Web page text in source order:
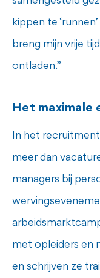
kippen te
breng mijn vrije
ontladen.”
Het maximale
In het
meer dan
managers bij
met opleiders en
en schrijven ze